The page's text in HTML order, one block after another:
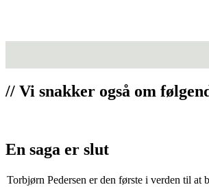
// Vi snakker også om
En saga er slut
Torbjørn Pedersen er den første i verden til at